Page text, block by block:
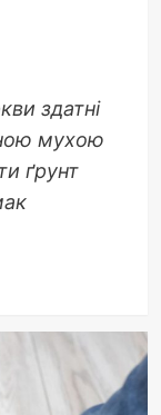
здатні
мухою
ґрунт